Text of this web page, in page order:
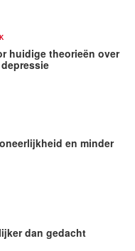
huidige theorieën over
en minder
dan gedacht